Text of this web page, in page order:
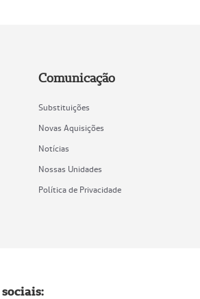
Comunicação
Substituições
Novas Aquisições
Notícias
Nossas Unidades
Política de Privacidade